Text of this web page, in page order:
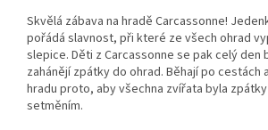
Skvělá zábava na hradě Carcassonne!
pořádá slavnost, při které ze všech ohrad
slepice. Děti z Carcassonne se pak celý den
zahánějí zpátky do ohrad. Běhají po cestách
hradu proto, aby všechna zvířata byla
setměním.